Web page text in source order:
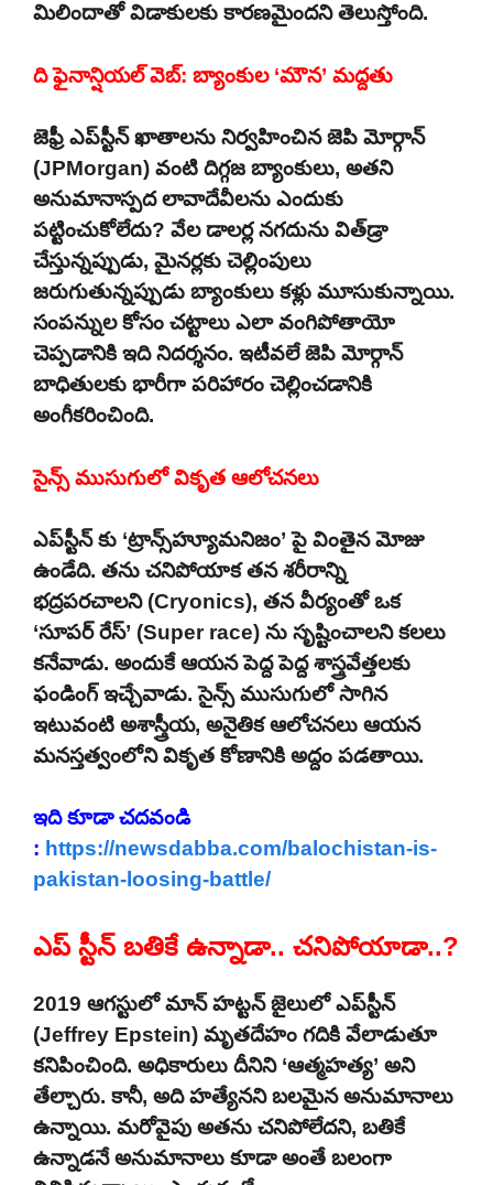
మిలిందాతో విడాకులకు కారణమైందని తెలుస్తోంది.
ది ఫైనాన్షియల్ వెబ్: బ్యాంకుల ‘మౌన’ మద్దతు
జెఫ్రీ ఎప్‌స్టీన్ ఖాతాలను నిర్వహించిన జెపి మోర్గాన్
(JPMorgan) వంటి దిగ్గజ బ్యాంకులు, అతని
అనుమానాస్పద లావాదేవీలను ఎందుకు
పట్టించుకోలేదు? వేల డాలర్ల నగదును విత్‌డ్రా
చేస్తున్నప్పుడు, మైనర్లకు చెల్లింపులు
జరుగుతున్నప్పుడు బ్యాంకులు కళ్లు మూసుకున్నాయి.
సంపన్నుల కోసం చట్టాలు ఎలా వంగిపోతాయో
చెప్పడానికి ఇది నిదర్శనం. ఇటీవలే జెపి మోర్గాన్
బాధితులకు భారీగా పరిహారం చెల్లించడానికి
అంగీకరించింది.
సైన్స్ ముసుగులో వికృత ఆలోచనలు
ఎప్‌స్టీన్ కు ‘ట్రాన్స్‌హ్యూమనిజం’ పై వింతైన మోజు
ఉండేది. తను చనిపోయాక తన శరీరాన్ని
భద్రపరచాలని (Cryonics), తన వీర్యంతో ఒక
‘సూపర్ రేస్’ (Super race) ను సృష్టించాలని కలలు
కనేవాడు. అందుకే ఆయన పెద్ద పెద్ద శాస్త్రవేత్తలకు
ఫండింగ్ ఇచ్చేవాడు. సైన్స్ ముసుగులో సాగిన
ఇటువంటి అశాస్త్రీయ, అనైతిక ఆలోచనలు ఆయన
మనస్తత్వంలోని వికృత కోణానికి అద్దం పడతాయి.
ఇది కూడా చదవండి
: https://newsdabba.com/balochistan-is-
pakistan-loosing-battle/
ఎప్ స్టీన్ బతికే ఉన్నాడా.. చనిపోయాడా..?
2019 ఆగస్టులో మాన్ హట్టన్ జైలులో ఎప్‌స్టీన్
(Jeffrey Epstein) మృతదేహం గదికి వేలాడుతూ
కనిపించింది. అధికారులు దీనిని ‘ఆత్మహత్య’ అని
తేల్చారు. కానీ, అది హత్యేనని బలమైన అనుమానాలు
ఉన్నాయి. మరోవైపు అతను చనిపోలేదని, బతికే
ఉన్నాడనే అనుమానాలు కూడా అంతే బలంగా